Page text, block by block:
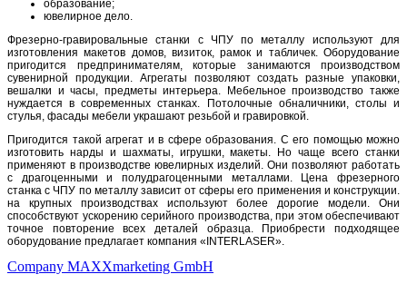
образование;
ювелирное дело.
Фрезерно-гравировальные станки с ЧПУ по металлу используют для
изготовления макетов домов, визиток, рамок и табличек. Оборудование
пригодится предпринимателям, которые занимаются производством
сувенирной продукции. Агрегаты позволяют создать разные упаковки,
вешалки и часы, предметы интерьера. Мебельное производство также
нуждается в современных станках. Потолочные обналичники, столы и
стулья, фасады мебели украшают резьбой и гравировкой.
Пригодится такой агрегат и в сфере образования. С его помощью можно
изготовить нарды и шахматы, игрушки, макеты. Но чаще всего станки
применяют в производстве ювелирных изделий. Они позволяют работать
с драгоценными и полудрагоценными металлами. Цена фрезерного
станка с ЧПУ по металлу зависит от сферы его применения и конструкции.
на крупных производствах используют более дорогие модели. Они
способствуют ускорению серийного производства, при этом обеспечивают
точное повторение всех деталей образца. Приобрести подходящее
оборудование предлагает компания «INTERLASER».
Company MAXXmarketing GmbH